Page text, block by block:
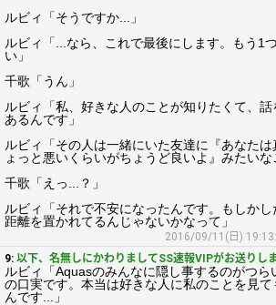
ルビィ「そうですか...」
ルビィ「...なら、これで最後にします。もう1
い」
千歌「うん」
ルビィ「私、好きな人のことが知りたくて、
あるんです」
ルビィ「その人は一緒にいた友達に『あなた
ょっと悪いくらいがちょうど良いよ』みたいな
千歌「えっ...？」
ルビィ「それで不安になったんです。もしかし
距離を置かれてるんじゃないかなって」
2016/09/11(日)
9: 以下、名無しにかわりましてSS速報VIPがお送りし
ルビィ「Aquasのみんなに隠し事するのがつ
の口実です。本当は好きな人に私のことを見
んです...」